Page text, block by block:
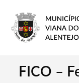
FICO –